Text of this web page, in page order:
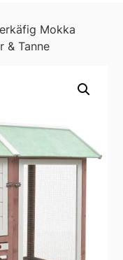
Mokka
& Tanne